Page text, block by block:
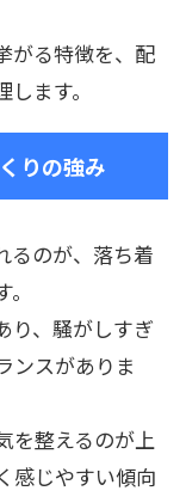
がる特徴を、配
ます。
りの強み
るのが、落ち着
り、騒がしすぎ
ンスがありま
を整えるのが上
感じやすい傾向